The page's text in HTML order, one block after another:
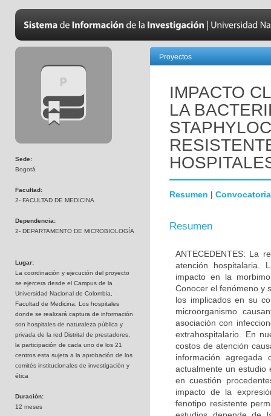
Sede:
Bogotá
Facultad:
2- FACULTAD DE MEDICINA
Dependencia:
2- DEPARTAMENTO DE MICROBIOLOGÍA
Lugar:
La coordinaciòn y ejecución del proyecto
se ejercera desde el Campus de la
Universidad Nacional de Colombia,
Facultad de Medicina. Los hospitales
donde se realizará captura de información
son hospitales de naturaleza pública y
privada de la red Distrital de prestadores,
la participación de cada uno de los 21
centros esta sujeta a la aprobación de los
comités institucionales de investigación y
ética
Duración:
12 meses
Proyectos
IMPACTO
LA
Resumen | Convocatoria
Resumen
ANTECEDENTES: La
atención hospitalaria.
impacto en la
Conocer el fenómeno y
los implicados en su
microorganismo
asociación con
extrahospitalario. En
costos de atención
información agregada
actualmente un estudio
en cuestión
impacto de la
fenotipo resistente